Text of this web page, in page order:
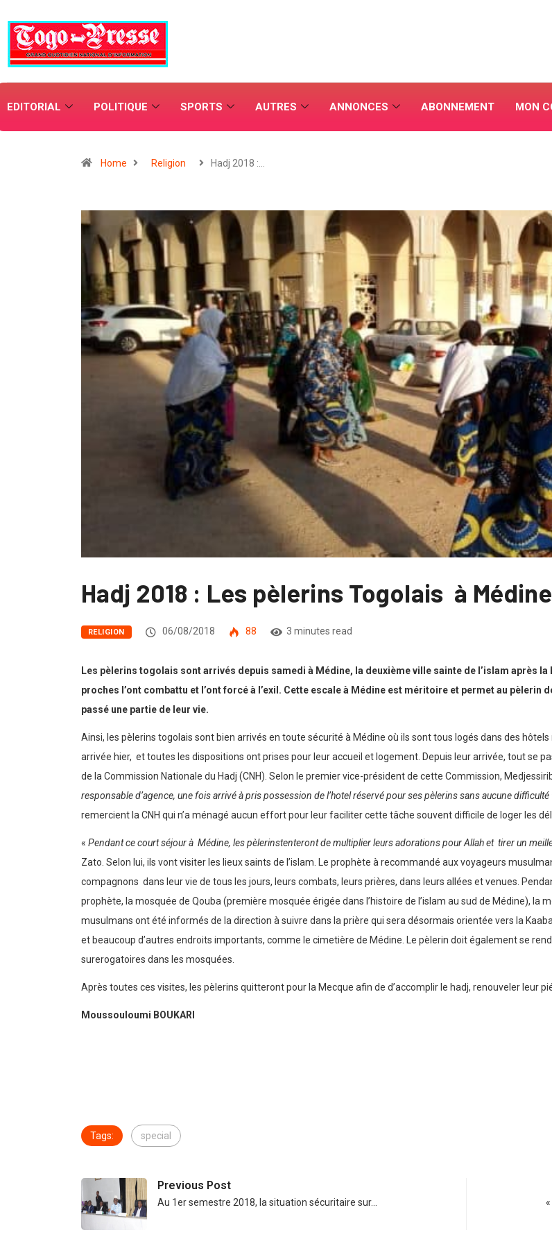
EDITORIAL POLITIQUE SPORTS AUTRES ANNONCES ABONNEMENT MON
Home Religion Hadj 2018 :…
Hadj 2018 : Les pèlerins Togolais à
RELIGION 06/08/2018 88 3 minutes read
Les pèlerins togolais sont arrivés depuis samedi à Médine, la deuxième ville sainte de l’islam après
proches l’ont combattu et l’ont forcé à l’exil. Cette escale à Médine est méritoire et permet au pèlerin
passé une partie de leur vie.
Ainsi, les pèlerins togolais sont bien arrivés en toute sécurité à Médine où ils sont tous logés dans des
arrivée hier, et toutes les dispositions ont prises pour leur accueil et logement. Depuis leur arrivée, tout se
de la Commission Nationale du Hadj (CNH). Selon le premier vice-président de cette Commission,
responsable d’agence, une fois arrivé à pris possession de l’hotel réservé pour ses pèlerins sans aucune difficulté
remercient la CNH qui n’a ménagé aucun effort pour leur faciliter cette tâche souvent difficile de loger les
« Pendant ce court séjour à Médine, les pèlerinstenteront de multiplier leurs adorations pour Allah et tirer un
Zato. Selon lui, ils vont visiter les lieux saints de l’islam. Le prophète à recommandé aux voyageurs
compagnons dans leur vie de tous les jours, leurs combats, leurs prières, dans leurs allées et venues.
prophète, la mosquée de Qouba (première mosquée érigée dans l’histoire de l’islam au sud de Médine), la
musulmans ont été informés de la direction à suivre dans la prière qui sera désormais orientée vers la
et beaucoup d’autres endroits importants, comme le cimetière de Médine. Le pèlerin doit également se
surerogatoires dans les mosquées.
Après toutes ces visites, les pèlerins quitteront pour la Mecque afin de d’accomplir le hadj, renouveler leur
Moussouloumi BOUKARI
Tags: special
Previous Post
Au 1er semestre 2018, la situation sécuritaire sur…